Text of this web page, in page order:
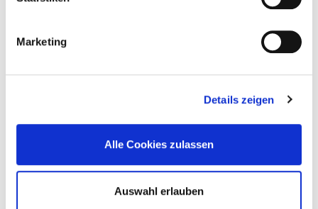
Marketing
Details zeigen
Alle Cookies zulassen
Auswahl erlauben
Hierarchiestufe:
Arbeitsbeginn: